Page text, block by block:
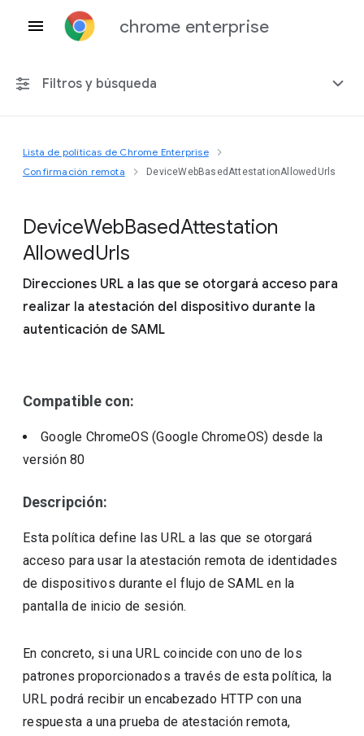
chrome enterprise
Filtros y búsqueda
Cualquier plataforma
Incluir políticas obsoletas
Lista de políticas de Chrome Enterprise
Confirmación remota
DeviceWebBasedAttestationAllowedUrls
DeviceWebBasedAttestation
AllowedUrls
Direcciones URL a las que se otorgará acceso para
realizar la atestación del dispositivo durante la
autenticación de SAML
Compatible con:
Google ChromeOS (Google ChromeOS) desde la
versión80
Descripción:
Esta política define las URL a las que se otorgará
acceso para usar la atestación remota de identidades
de dispositivos durante el flujo de SAML en la
pantalla de inicio de sesión.
En concreto, si una URL coincide con uno de los
patrones proporcionados a través de esta política, la
URL podrá recibir un encabezado HTTP con una
respuesta a una prueba de atestación remota,